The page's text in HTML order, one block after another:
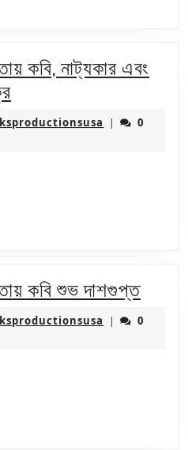
কবি, নাট্যকার এবং
–
আলাপচারিতায়
দেবেশ
ঠাকুর
ksproductionsusa |
0
কবি শুভ দাশগুপ্ত
–
ksproductionsusa |
0